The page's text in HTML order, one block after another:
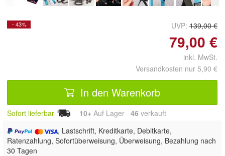
- 43% UVP: 139,00 €
79,00 €
inkl. MwSt.
Versandkosten nur 5,90 €
In den Warenkorb
Sofort lieferbar 10+ Auf Lager 46 verkauft
, Lastschrift, Kreditkarte, Debitkarte,
Ratenzahlung, Sofortüberweisung, Überweisung, Bezahlung nach
30 Tagen